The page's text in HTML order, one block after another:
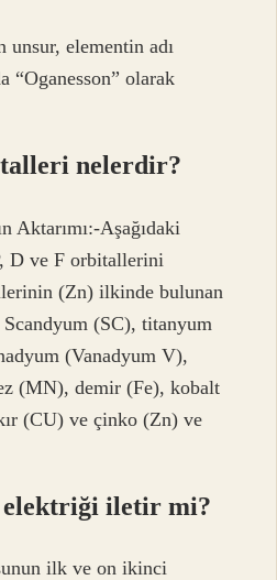
unsur, elementin adı
“Oganesson” olarak
nelerdir?
Aktarımı:-Aşağıdaki
D ve F orbitallerini
(Zn) ilkinde bulunan
Scandyum (SC), titanyum
(Vanadyum V),
(MN), demir (Fe), kobalt
(CU) ve çinko (Zn) ve
elektriği iletir mi?
ilk ve on ikinci